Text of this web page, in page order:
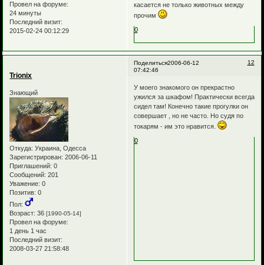
Провел на форуме:
24 минуты
Последний визит:
2015-02-24 00:12:29
касается не только животных между
прочим
0
Поделиться 12
2006-06-12
07:42:46
Trionix
Знающий
Откуда: Украина, Одесса
Зарегистрирован: 2006-06-11
Приглашений: 0
Сообщений: 201
Уважение: 0
Позитив: 0
Пол:
Возраст: 36[1990-05-14]
Провел на форуме:
1 день 1 час
Последний визит:
2008-03-27 21:58:48
У моего знакомого он прекрастно
ужился за шкафом! Практически всегда
сидел там! Конечно такие прогулки он
совершает , но не часто. Но судя по
токарям - им это нравится.
0